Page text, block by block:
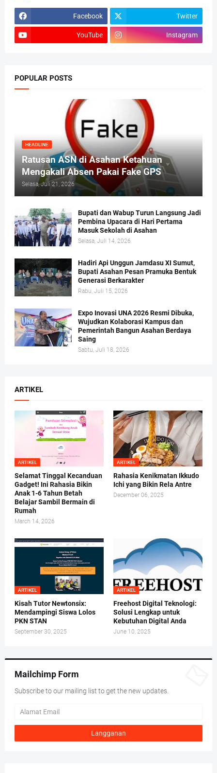
Facebook Twitter
YouTube Instagram
POPULAR POSTS
HEADLINE
Ratusan ASN di Asahan Ketahuan
Mengakali Absen Pakai Fake GPS
Selasa, Juli 21, 2026
Bupati dan Wabup Turun Langsung Jadi
Pembina Upacara di Hari Pertama
Masuk Sekolah di Asahan
Selasa, Juli 14, 2026
Hadiri Api Unggun Jamdasu XI Sumut,
Bupati Asahan Pesan Pramuka Bentuk
Generasi Berkarakter
Rabu, Juli 15, 2026
Expo Inovasi UNA 2026 Resmi Dibuka,
Wujudkan Kolaborasi Kampus dan
Pemerintah Bangun Asahan Berdaya
Saing
Sabtu, Juli 18, 2026
ARTIKEL
ARTIKEL
Selamat Tinggal Kecanduan
Gadget! Ini Rahasia Bikin
Anak 1-6 Tahun Betah
Belajar Sambil Bermain di
Rumah
March 14, 2026
ARTIKEL
Rahasia Kenikmatan Ikkudo
Ichi yang Bikin Rela Antre
December 06, 2025
ARTIKEL
Kisah Tutor Newtonsix:
Mendampingi Siswa Lolos
PKN STAN
September 30, 2025
ARTIKEL
Freehost Digital Teknologi:
Solusi Lengkap untuk
Kebutuhan Digital Anda
June 10, 2025
Mailchimp Form
Subscribe to our mailing list to get the new updates.